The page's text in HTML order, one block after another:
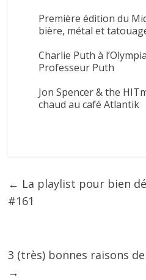
Première édition du
bière, métal et
Charlie Puth à
Professeur Puth
Jon Spencer & the
chaud au café Atlantik
← La playlist pour bien
#161
3 (très) bonnes raisons
→